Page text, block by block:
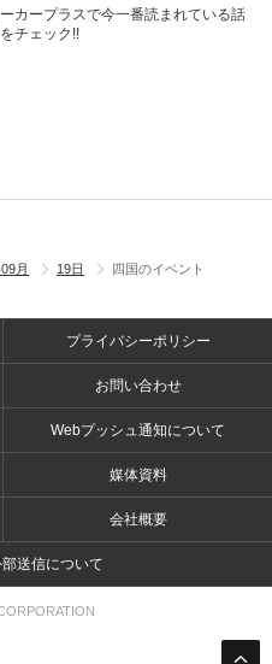
カープラスで今一番読まれている話
チェック!!
月 19日 四国のイベント
プライバシーポリシー
お問い合わせ
Webプッシュ通知について
媒体資料
会社概要
送信について